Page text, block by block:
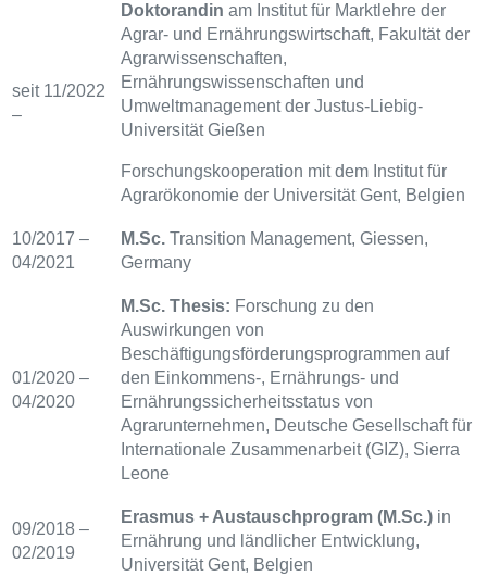
seit 11/2022
–
Doktorandin am Institut für Marktlehre der
Agrar- und Ernährungswirtschaft, Fakultät der
Agrarwissenschaften,
Ernährungswissenschaften und
Umweltmanagement der Justus-Liebig-
Universität Gießen
Forschungskooperation mit dem Institut für
Agrarökonomie der Universität Gent, Belgien
10/2017 –
04/2021
M.Sc. Transition Management, Giessen,
Germany
01/2020 –
04/2020
M.Sc. Thesis: Forschung zu den
Auswirkungen von
Beschäftigungsförderungsprogrammen auf
den Einkommens-, Ernährungs- und
Ernährungssicherheitsstatus von
Agrarunternehmen, Deutsche Gesellschaft für
Internationale Zusammenarbeit (GIZ), Sierra
Leone
09/2018 –
02/2019
Erasmus + Austauschprogram (M.Sc.) in
Ernährung und ländlicher Entwicklung,
Universität Gent, Belgien